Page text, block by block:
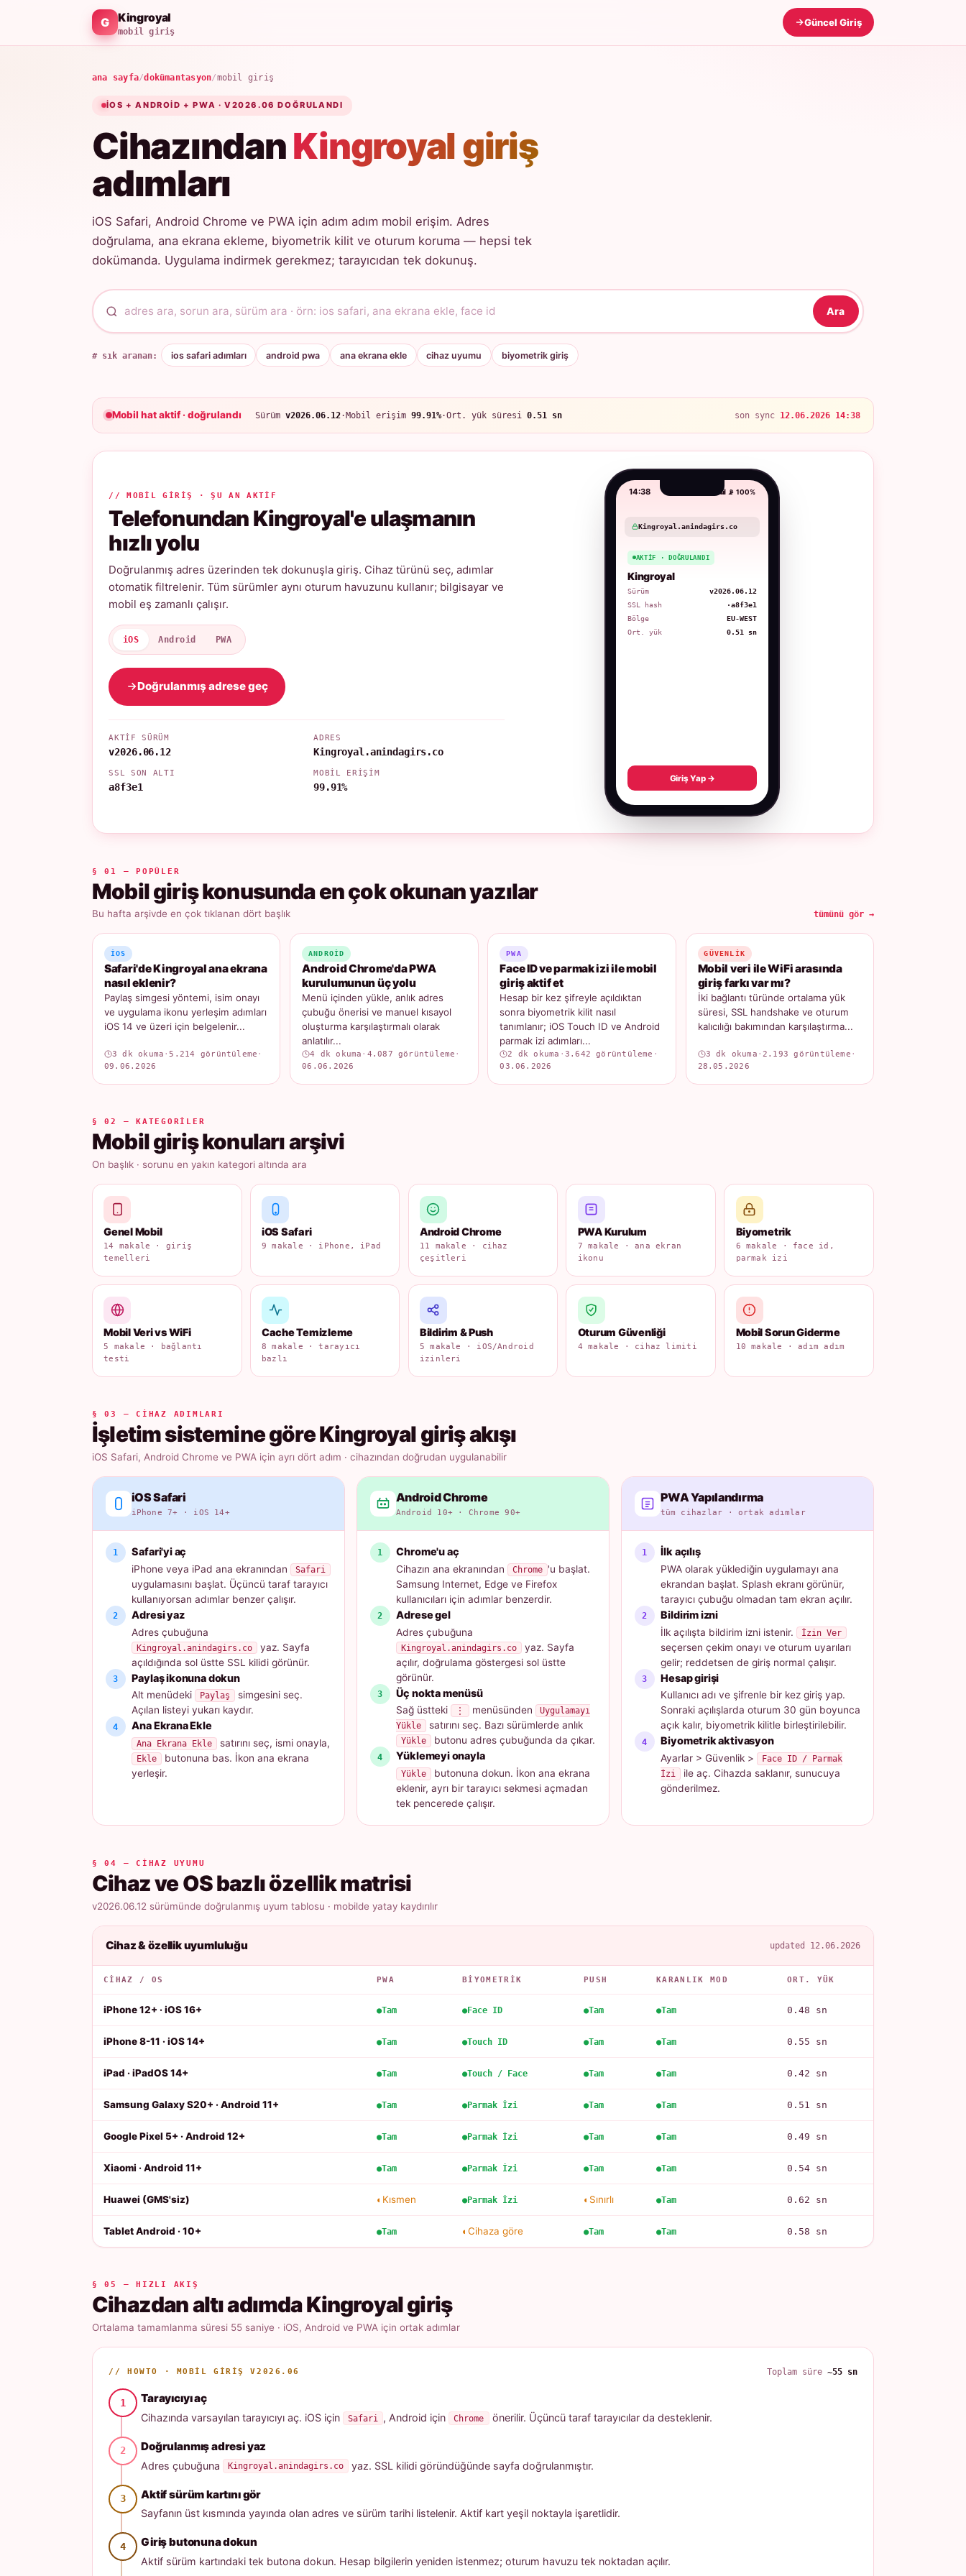
Kingroyal
mobil giriş
Güncel Giriş
ana sayfa/dokümantasyon/mobil giriş
IOS + ANDROID + PWA · V2026.06 DOĞRULANDI
CihazındanKingroyal giriş
adımları
iOS Safari, Android Chrome ve PWA için adım adım mobil erişim. Adres
doğrulama, ana ekrana ekleme, biyometrik kilit ve oturum koruma — hepsi tek
dokümanda. Uygulama indirmek gerekmez; tarayıcıdan tek dokunuş.
Ara
# sık aranan: ios safari adımları android pwa ana ekrana ekle cihaz uyumu biyometrik giriş
Mobil hat aktif · doğrulandı Sürüm v2026.06.12·Mobil erişim 99.91%·Ort. yük süresi 0.51 sn son sync 12.06.2026 14:38
// MOBIL GIRIŞ · ŞU AN AKTIF
Telefonundan Kingroyal'e ulaşmanın
hızlı yolu
Doğrulanmış adres üzerinden tek dokunuşla giriş. Cihaz türünü seç, adımlar
otomatik filtrelenir. Tüm sürümler aynı oturum havuzunu kullanır; bilgisayar ve
mobil eş zamanlı çalışır.
iOS Android PWA
Doğrulanmış adrese geç
AKTIF SÜRÜM
v2026.06.12
ADRES
Kingroyal.anindagirs.co
SSL SON ALTI
a8f3e1
MOBIL ERIŞIM
99.91%
14:38 📶 📡 100%
Kingroyal.anindagirs.co
AKTIF · DOĞRULANDI
Kingroyal
Sürüm
v2026.06.12
SSL hash
·a8f3e1
Bölge
EU-WEST
Ort. yük
0.51 sn
Giriş Yap →
§ 01 — POPÜLER
Mobil giriş konusunda en çok okunan yazılar
Bu hafta arşivde en çok tıklanan dört başlık tümünü gör →
IOS
Safari'de Kingroyal ana ekrana
nasıl eklenir?
Paylaş simgesi yöntemi, isim onayı
ve uygulama ikonu yerleşim adımları
iOS 14 ve üzeri için belgelenir...
3 dk okuma ·5.214 görüntüleme ·
09.06.2026
ANDROID
Android Chrome'da PWA
kurulumunun üç yolu
Menü içinden yükle, anlık adres
çubuğu önerisi ve manuel kısayol
oluşturma karşılaştırmalı olarak
anlatılır...
4 dk okuma · 4.087 görüntüleme ·
06.06.2026
PWA
Face ID ve parmak izi ile mobil
giriş aktif et
Hesap bir kez şifreyle açıldıktan
sonra biyometrik kilit nasıl
tanımlanır; iOS Touch ID ve Android
parmak izi adımları...
2 dk okuma · 3.642 görüntüleme ·
03.06.2026
GÜVENLIK
Mobil veri ile WiFi arasında
giriş farkı var mı?
İki bağlantı türünde ortalama yük
süresi, SSL handshake ve oturum
kalıcılığı bakımından karşılaştırma...
3 dk okuma ·2.193 görüntüleme ·
28.05.2026
§ 02 — KATEGORILER
Mobil giriş konuları arşivi
On başlık · sorunu en yakın kategori altında ara
Genel Mobil
14 makale · giriş
temelleri
iOS Safari
9 makale · iPhone, iPad
Android Chrome
11 makale · cihaz
çeşitleri
PWA Kurulum
7 makale · ana ekran
ikonu
Biyometrik
6 makale · face id,
parmak izi
Mobil Veri vs WiFi
5 makale · bağlantı
testi
Cache Temizleme
8 makale · tarayıcı
bazlı
Bildirim & Push
5 makale · iOS/Android
izinleri
Oturum Güvenliği
4 makale · cihaz limiti
Mobil Sorun Giderme
10 makale · adım adım
§ 03 — CIHAZ ADIMLARI
İşletim sistemine göre Kingroyal giriş akışı
iOS Safari, Android Chrome ve PWA için ayrı dört adım · cihazından doğrudan uygulanabilir
iOS Safari
iPhone 7+ · iOS 14+
Safari'yi aç
iPhone veya iPad ana ekranından Safari
uygulamasını başlat. Üçüncü taraf tarayıcı
kullanıyorsan adımlar benzer çalışır.
Adresi yaz
Adres çubuğuna
Kingroyal.anindagirs.co yaz. Sayfa
açıldığında sol üstte SSL kilidi görünür.
Paylaş ikonuna dokun
Alt menüdeki Paylaş
simgesini seç.
Açılan listeyi yukarı kaydır.
Ana Ekrana Ekle
Ana Ekrana Ekle satırını seç, ismi onayla,
Ekle
butonuna bas. İkon ana ekrana
yerleşir.
Android Chrome
Android 10+ · Chrome 90+
Chrome'u aç
Cihazın ana ekranından Chrome 'u başlat.
Samsung Internet, Edge ve Firefox
kullanıcıları için adımlar benzerdir.
Adrese gel
Adres çubuğuna
Kingroyal.anindagirs.co yaz. Sayfa
açılır, doğrulama göstergesi sol üstte
görünür.
Üç nokta menüsü
Sağ üstteki ⋮ menüsünden
Uygulamayı
Yükle
satırını seç. Bazı sürümlerde anlık
Yükle butonu adres çubuğunda da çıkar.
Yüklemeyi onayla
Yükle
butonuna dokun. İkon ana ekrana
eklenir, ayrı bir tarayıcı sekmesi açmadan
tek pencerede çalışır.
PWA Yapılandırma
tüm cihazlar · ortak adımlar
İlk açılış
PWA olarak yüklediğin uygulamayı ana
ekrandan başlat. Splash ekranı görünür,
tarayıcı çubuğu olmadan tam ekran açılır.
Bildirim izni
İlk açılışta bildirim izni istenir. İzin Ver
seçersen çekim onayı ve oturum uyarıları
gelir; reddetsen de giriş normal çalışır.
Hesap girişi
Kullanıcı adı ve şifrenle bir kez giriş yap.
Sonraki açılışlarda oturum 30 gün boyunca
açık kalır, biyometrik kilitle birleştirilebilir.
Biyometrik aktivasyon
Ayarlar > Güvenlik >
Face ID / Parmak
İzi
ile aç. Cihazda saklanır, sunucuya
gönderilmez.
§ 04 — CIHAZ UYUMU
Cihaz ve OS bazlı özellik matrisi
v2026.06.12 sürümünde doğrulanmış uyum tablosu · mobilde yatay kaydırılır
Cihaz & özellik uyumluluğu updated 12.06.2026
CIHAZ / OS PWA BIYOMETRIK PUSH KARANLIK MOD ORT. YÜK
iPhone 12+ · iOS 16+ Tam Face ID Tam Tam 0.48 sn
iPhone 8-11 · iOS 14+ Tam Touch ID Tam Tam 0.55 sn
iPad · iPadOS 14+ Tam Touch / Face Tam Tam 0.42 sn
Samsung Galaxy S20+ · Android 11+ Tam Parmak İzi Tam Tam 0.51 sn
Google Pixel 5+ · Android 12+ Tam Parmak İzi Tam Tam 0.49 sn
Xiaomi · Android 11+ Tam Parmak İzi Tam Tam 0.54 sn
Huawei (GMS'siz) Kısmen Parmak İzi Sınırlı Tam 0.62 sn
Tablet Android · 10+ Tam Cihaza göre Tam Tam 0.58 sn
§ 05 — HIZLI AKIŞ
Cihazdan altı adımda Kingroyal giriş
Ortalama tamamlanma süresi 55 saniye · iOS, Android ve PWA için ortak adımlar
// HOWTO · MOBIL GIRIŞ V2026.06 Toplam süre ~55 sn
Tarayıcıyı aç
Cihazında varsayılan tarayıcıyı aç. iOS için Safari , Android için Chrome önerilir. Üçüncü taraf tarayıcılar da desteklenir.
Doğrulanmış adresi yaz
Adres çubuğuna Kingroyal.anindagirs.co yaz. SSL kilidi göründüğünde sayfa doğrulanmıştır.
Aktif sürüm kartını gör
Sayfanın üst kısmında yayında olan adres ve sürüm tarihi listelenir. Aktif kart yeşil noktayla işaretlidir.
Giriş butonuna dokun
Aktif sürüm kartındaki tek butona dokun. Hesap bilgilerin yeniden istenmez; oturum havuzu tek noktadan açılır.